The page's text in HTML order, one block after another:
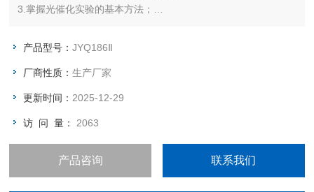
3.掌握光催化实验的基本方法；
产品型号：JYQ186Ⅱ
厂商性质：生产厂家
更新时间： 2025-12-29
访 问 量： 2063
产品咨询 联系我们